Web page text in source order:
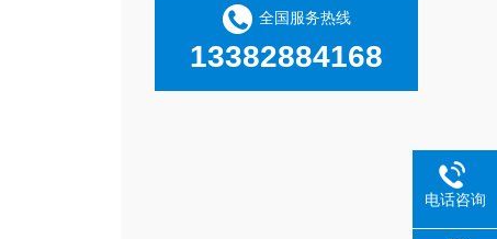
全国服务热线
13382884168
电话咨询